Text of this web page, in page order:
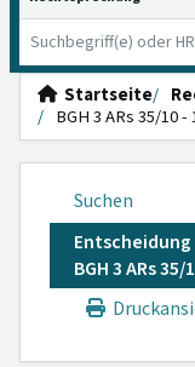
Startseite
BGH 3 ARs 35/10 -
Suchen
Entscheidung
BGH 3 ARs 35/